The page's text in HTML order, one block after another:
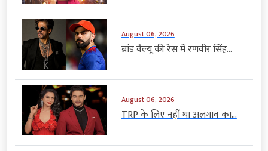
August 06, 2026
ब्रांड वैल्यू की रेस में रणवीर सिंह...
August 06, 2026
TRP के लिए नहीं था अलगाव का...